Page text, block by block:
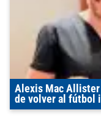
Alexis Mac
de volver al fútbol